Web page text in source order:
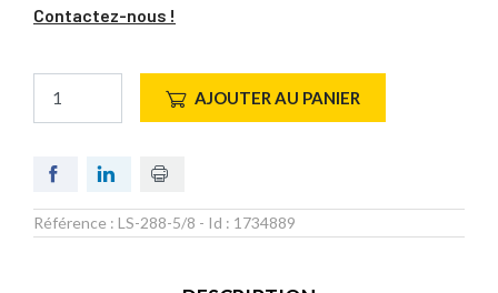
Contactez-nous !
AJOUTER AU PANIER
Référence : LS-288-5/8 - Id : 1734889